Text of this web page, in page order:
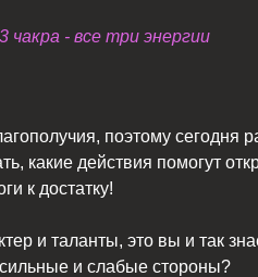
чакра - все три энергии
поэтому сегодня
какие действия помогут
к достатку!
и таланты, это вы и так
сильные и слабые стороны?